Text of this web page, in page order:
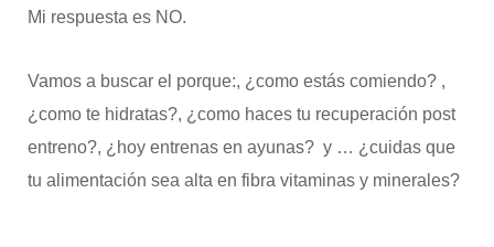
Mi respuesta es NO.
Vamos a buscar el porque:, ¿como estás comiendo? ,
¿como te hidratas?, ¿como haces tu recuperación post
entreno?, ¿hoy entrenas en ayunas? y … ¿cuidas que
tu alimentación sea alta en fibra vitaminas y minerales?